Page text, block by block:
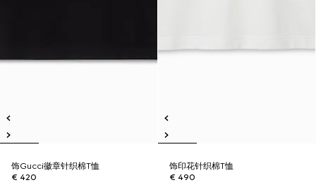
饰Gucci徽章针织棉T恤
€ 420
饰印花针织棉T恤
€ 490